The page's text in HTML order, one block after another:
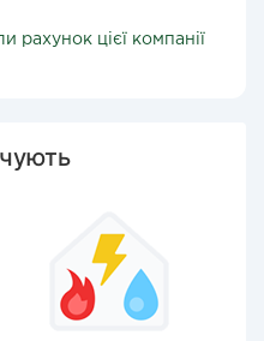
рахунок цієї компанії